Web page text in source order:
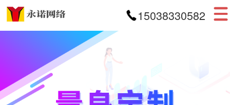
15038330582
首页
APP开发